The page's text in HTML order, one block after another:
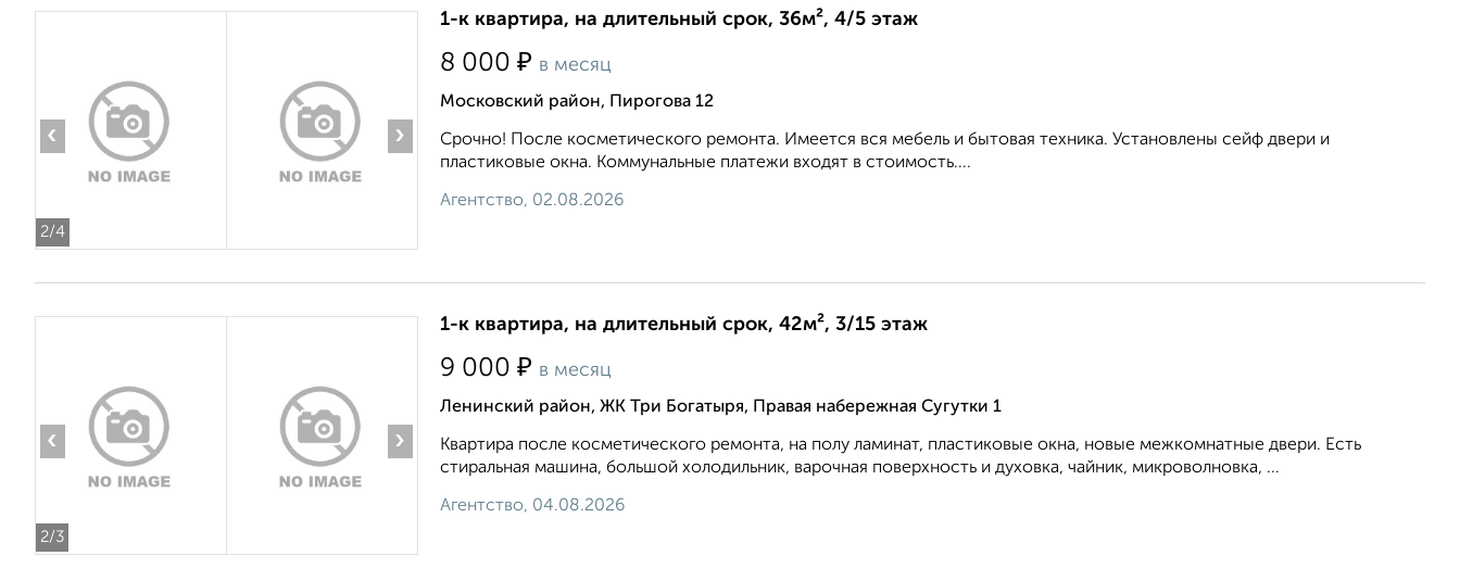
2/4
‹ ›
1-к квартира, на длительный срок, 36м², 4/5 этаж
8 000 ₽ в месяц
Московский район, Пирогова 12
Срочно! После косметического ремонта. Имеется вся мебель и бытовая техника. Установлены сейф двери и
пластиковые окна. Коммунальные платежи входят в стоимость....
Агентство, 02.08.2026
2/3
‹ ›
1-к квартира, на длительный срок, 42м², 3/15 этаж
9 000 ₽ в месяц
Ленинский район, ЖК Три Богатыря, Правая набережная Сугутки 1
Квартира после косметического ремонта, на полу ламинат, пластиковые окна, новые межкомнатные двери. Есть
стиральная машина, большой холодильник, варочная поверхность и духовка, чайник, микроволновка, ...
Агентство, 04.08.2026